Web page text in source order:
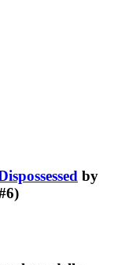
by